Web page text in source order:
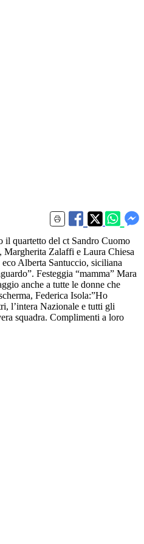
quartetto del ct Sandro Cuomo
Margherita Zalaffi e Laura Chiesa
Alberta Santuccio, siciliana
Festeggia “mamma” Mara
anche a tutte le donne che
Federica Isola:”Ho
l’intera Nazionale e tutti gli
squadra. Complimenti a loro